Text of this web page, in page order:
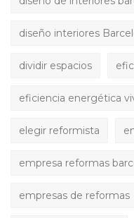
diseño interiores
dividir espacios
eficiencia energética
elegir reformista
empresa reformas
empresas de reformas